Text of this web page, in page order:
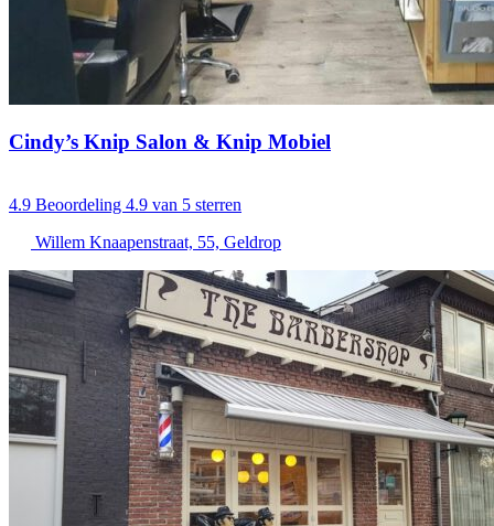
Cindy’s Knip Salon & Knip Mobiel
4.9 Beoordeling 4.9 van 5 sterren
Willem Knaapenstraat, 55, Geldrop